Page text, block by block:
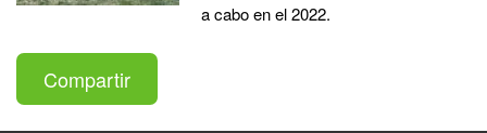
a cabo en el 2022.
Compartir